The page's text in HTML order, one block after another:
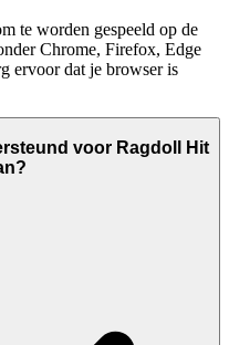
te worden gespeeld op de
Chrome, Firefox, Edge
ervoor dat je browser is
voor Ragdoll Hit